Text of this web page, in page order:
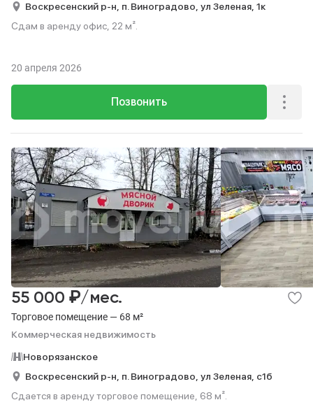
Воскресенский р-н, п. Виноградово, ул Зеленая, 1к
Сдам в аренду офис, 22 м².
Позвонить
20 апреля 2026
Торговое помещение — 68 м²
Коммерческая недвижимость
55 000 ₽/мес.
Новорязанское
Воскресенский р-н, п. Виноградово, ул Зеленая, с1б
Сдается в аренду торговое помещение, 68 м².